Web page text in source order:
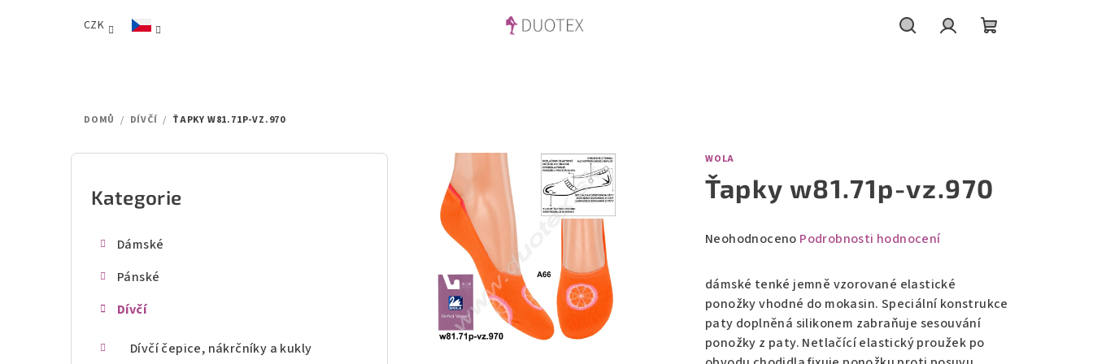
CZK
DOMŮ / DÍVČÍ / ŤAPKY W81.71P-VZ.970
Přeskočit
kategorie
Kategorie
Dámské
Pánské
Dívčí
Dívčí čepice, nákrčníky a kukly
WOLA
Ťapky w81.71p-vz.970
Průměrné
produktu
0,0
z
5
Neohodnoceno Podrobnosti hodnocení
dámské tenké jemně vzorované elastické
ponožky vhodné do mokasin. Speciální konstrukce
paty doplněná silikonem zabraňuje sesouvání
ponožky z paty. Netlačící elastický proužek po